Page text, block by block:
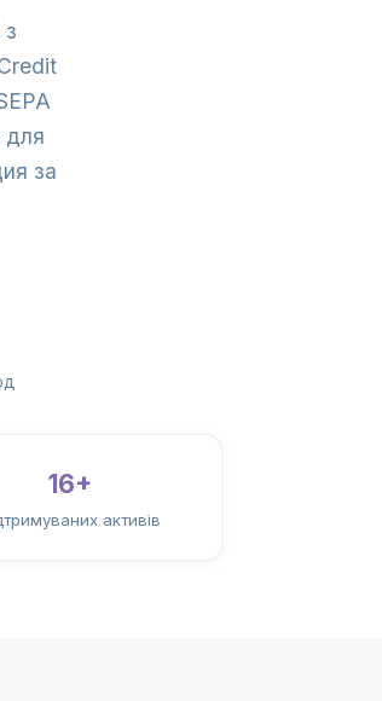
для
за
16+
активів